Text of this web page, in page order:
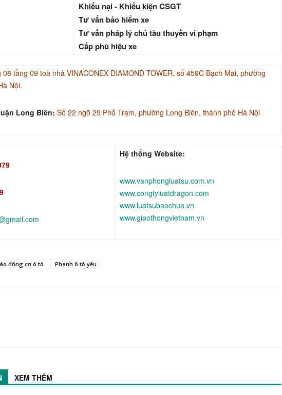
Khiếu nại - Khiếu kiện CSGT
Tư vấn bảo hiểm xe
Tư vấn pháp lý chủ tàu thuyền vi phạm
Cấp phù hiệu xe
08 tầng 09 toà nhà VINACONEX DIAMOND TOWER, số 459C Bạch Mai, phường
Nội.
Long Biên: Số 22 ngõ 29 Phố Trạm, phường Long Biên, thành phố Hà Nội
Hệ thống Website:
www.vanphongluatsu.com.vn
www.congtyluatdragon.com
www.luatsubaochua.vn
www.giaothongvietnam.vn
động cơ ô tô Phanh ô tô yếu
XEM THÊM